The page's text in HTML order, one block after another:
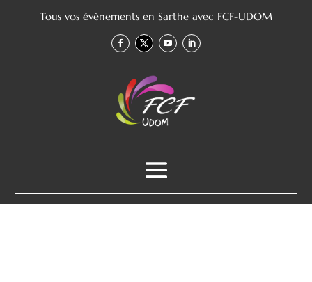
Tous vos évènements en Sarthe avec FCF-UDOM